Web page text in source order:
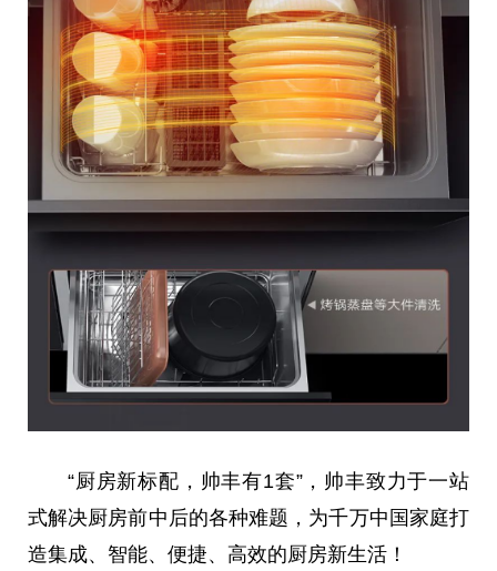
“厨房新标配，帅丰有1套”，帅丰致力于一站
式解决厨房前中后的各种难题，为千万中国 家庭打
造集成、智能、便捷、高效的厨房新生活！